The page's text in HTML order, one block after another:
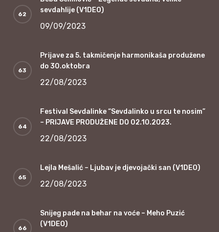
sevdahlije (V1DEO)
09/09/2023
Prijave za 5. takmičenje harmonikaša produžene
do 30.oktobra
22/08/2023
Festival Sevdalinke “Sevdalinko u srcu te nosim”
– PRIJAVE PRODUŽENE DO 02.10.2023.
22/08/2023
Lejla Mešalić – Ljubav je djevojački san (V1DEO)
22/08/2023
Snijeg pade na behar na voće – Meho Puzić
(V1DEO)